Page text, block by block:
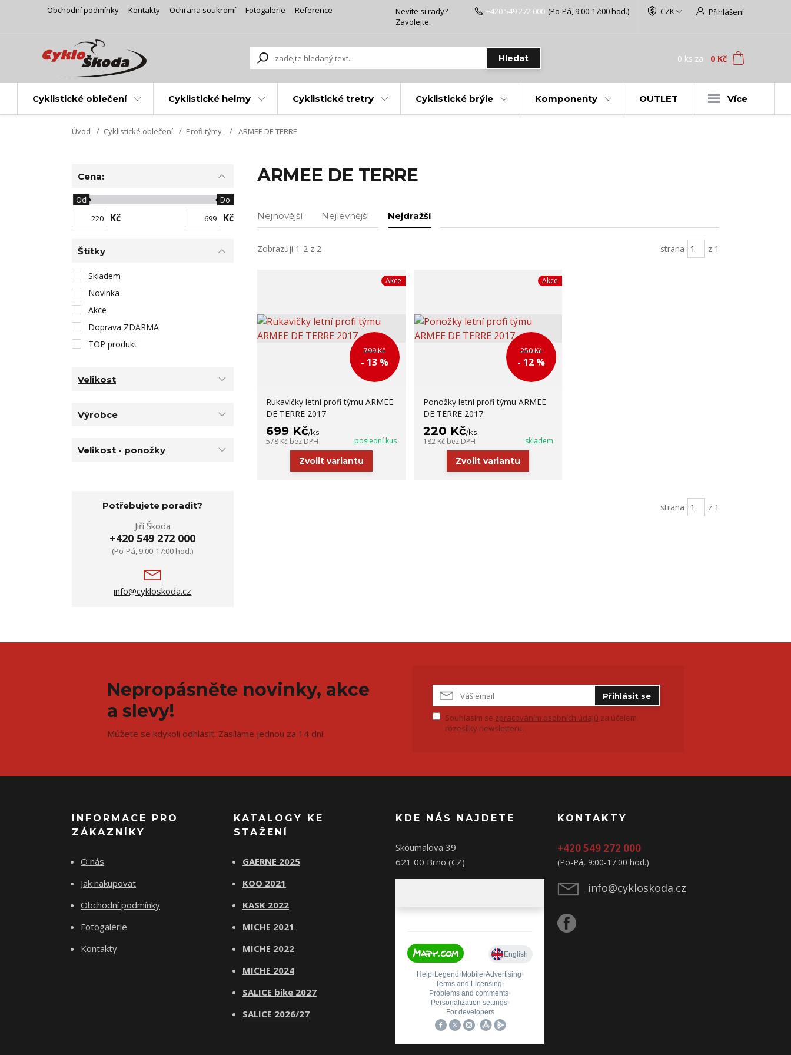
Obchodní podmínky Kontakty Ochrana soukromí Fotogalerie Reference CZK Přihlášení
Hledat
Nevíte si rady?
Zavolejte.
+420 549 272 000 (Po-Pá, 9:00-17:00 hod.)
0 ks za 0 Kč
Cyklistické oblečení Cyklistické helmy Cyklistické tretry Cyklistické brýle Komponenty OUTLET Více
Úvod Cyklistické oblečení Profi týmy ARMEE DE TERRE
ARMEE DE TERRE
Nejnovější Nejlevnější Nejdražší
Zobrazuji 1-2 z 2 strana z 1
Akce
799 Kč
- 13 %
Rukavičky letní profi týmu ARMEE
DE TERRE 2017
699 Kč/ks
578 Kč bez DPH poslední kus
Zvolit variantu
Akce
250 Kč
- 12 %
Ponožky letní profi týmu ARMEE
DE TERRE 2017
220 Kč/ks
182 Kč bez DPH skladem
Zvolit variantu
strana z 1
Cena:
Kč
Od Do
Kč
Štítky
Skladem
Novinka
Akce
Doprava ZDARMA
TOP produkt
Velikost
Výrobce
Velikost - ponožky
Potřebujete poradit?
Jiří Škoda
+420 549 272 000
(Po-Pá, 9:00-17:00 hod.)
info@cykloskoda.cz
Nepropásněte novinky, akce
a slevy!
Můžete se kdykoli odhlásit. Zasíláme jednou za 14 dní.
Přihlásit se
Souhlasím se zpracováním osobních údajů za účelem
rozesílky newsletteru.
INFORMACE PRO
ZÁKAZNÍKY
O nás
Jak nakupovat
Obchodní podmínky
Fotogalerie
Kontakty
KATALOGY KE
STAŽENÍ
GAERNE 2025
KOO 2021
KASK 2022
MICHE 2021
MICHE 2022
MICHE 2024
SALICE bike 2027
SALICE 2026/27
KDE NÁS NAJDETE
Skoumalova 39
621 00 Brno (CZ)
KONTAKTY
+420 549 272 000
(Po-Pá, 9:00-17:00 hod.)
info@cykloskoda.cz